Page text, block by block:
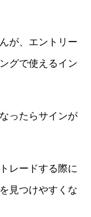
が、エントリー
グで使えるイン
ったらサインが
レードする際に
見つけやすくな